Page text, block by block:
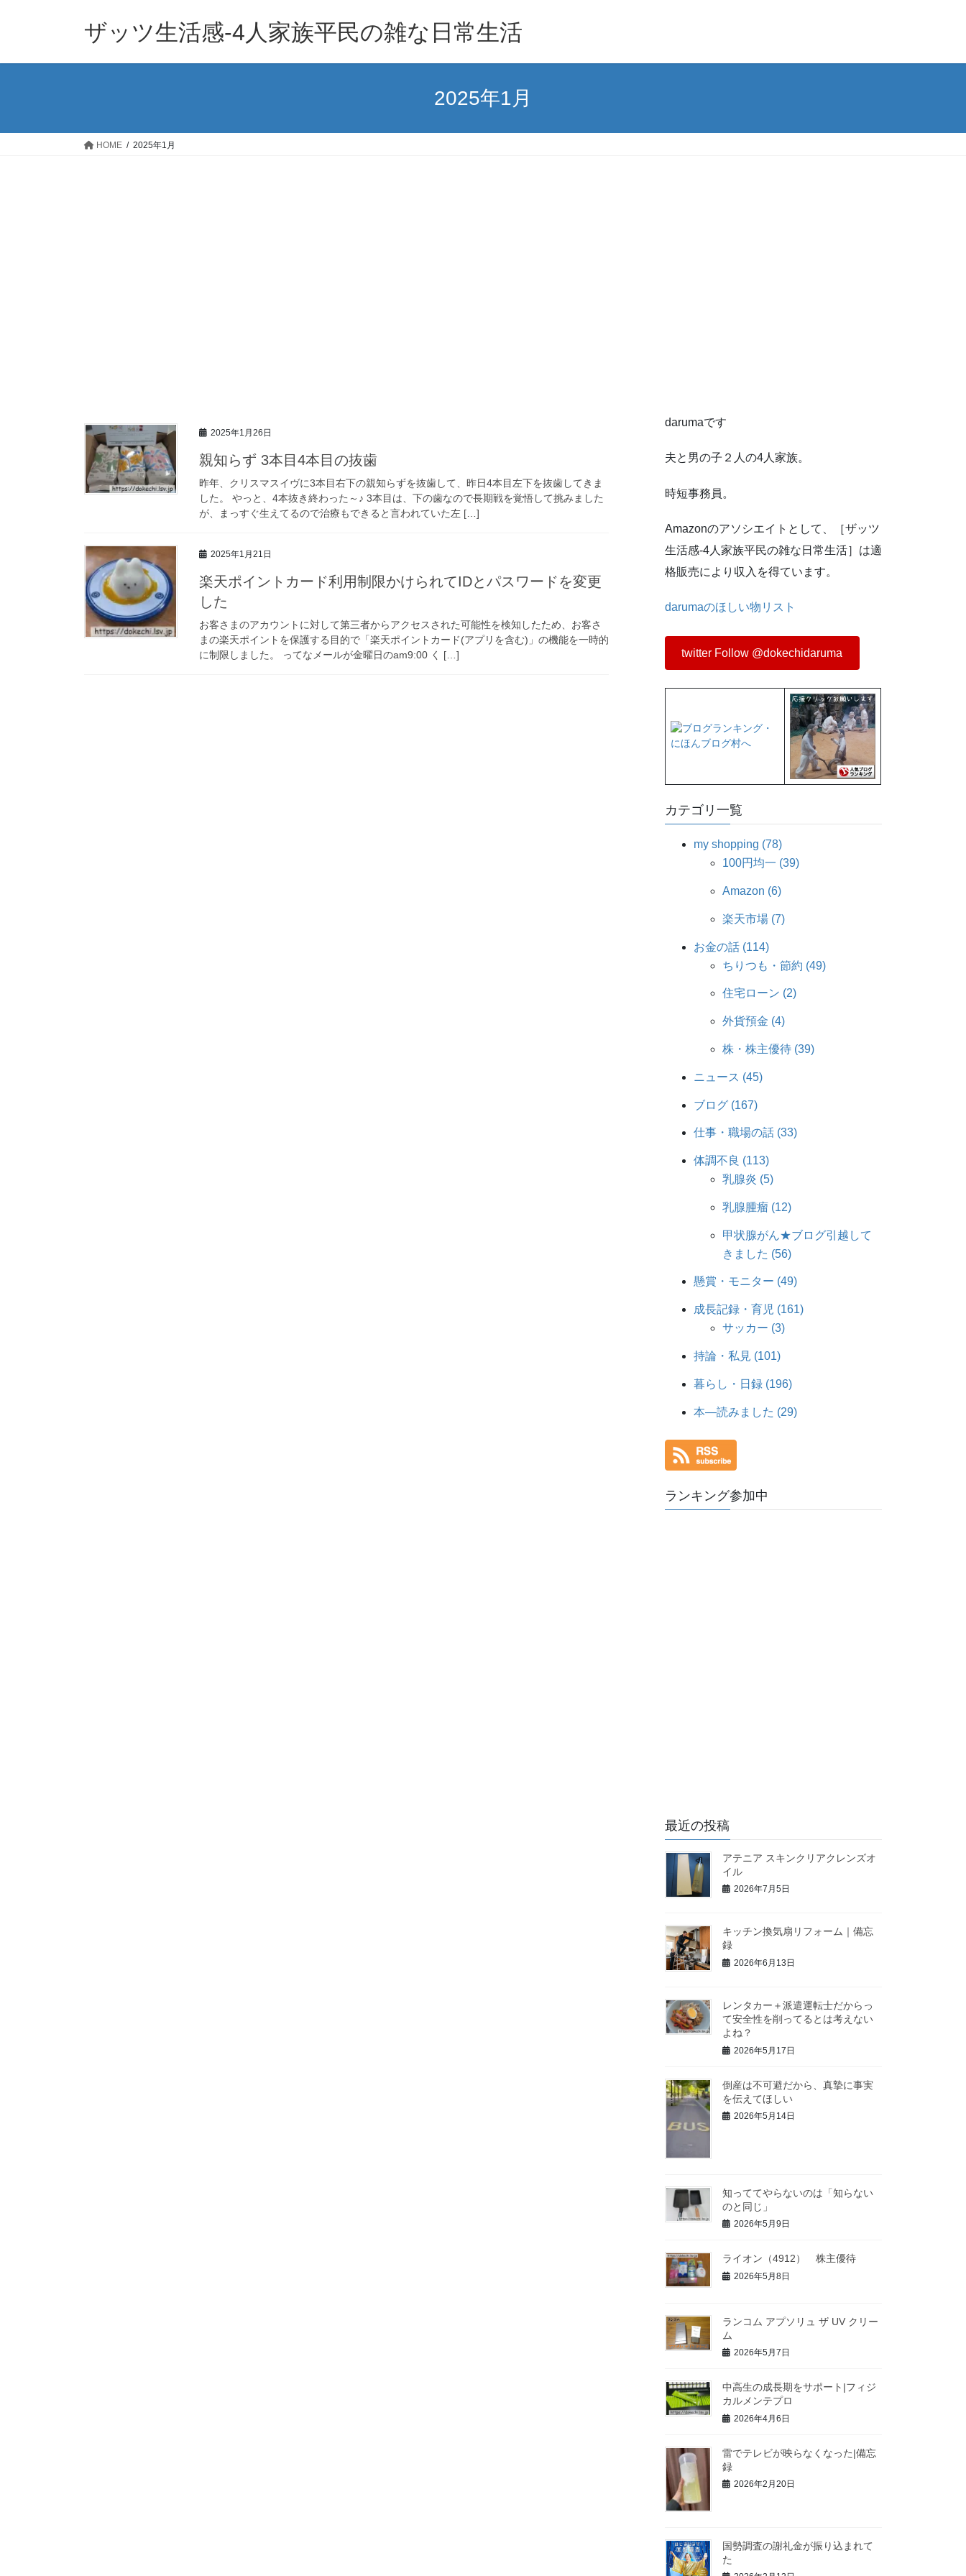
ザッツ生活感-4人家族平民の雑な日常生活
2025年1月
HOME 2025年1月
2025年1月26日
親知らず 3本目4本目の抜歯
昨年、クリスマスイヴに3本目右下の親知らずを抜歯して、昨日4本目左下を抜歯してきま
した。 やっと、4本抜き終わった～♪ 3本目は、下の歯なので長期戦を覚悟して挑みました
が、まっすぐ生えてるので治療もできると言われていた左 […]
2025年1月21日
楽天ポイントカード利用制限かけられてIDとパスワードを変更
した
お客さまのアカウントに対して第三者からアクセスされた可能性を検知したため、お客さ
まの楽天ポイントを保護する目的で「楽天ポイントカード(アプリを含む)」の機能を一時的
に制限しました。 ってなメールが金曜日のam9:00 く […]
darumaです
夫と男の子２人の4人家族。
時短事務員。
Amazonのアソシエイトとして、［ザッツ
生活感-4人家族平民の雑な日常生活］は適
格販売により収入を得ています。
darumaのほしい物リスト
twitter Follow @dokechidaruma
カテゴリ一覧
my shopping (78)
100円均一 (39)
Amazon (6)
楽天市場 (7)
お金の話 (114)
ちりつも・節約 (49)
住宅ローン (2)
外貨預金 (4)
株・株主優待 (39)
ニュース (45)
ブログ (167)
仕事・職場の話 (33)
体調不良 (113)
乳腺炎 (5)
乳腺腫瘤 (12)
甲状腺がん★ブログ引越して
きました (56)
懸賞・モニター (49)
成長記録・育児 (161)
サッカー (3)
持論・私見 (101)
暮らし・日録 (196)
本―読みました (29)
ランキング参加中
最近の投稿
アテニア スキンクリアクレンズオ
イル
2026年7月5日
キッチン換気扇リフォーム｜備忘
録
2026年6月13日
レンタカー＋派遣運転士だからっ
て安全性を削ってるとは考えない
よね？
2026年5月17日
倒産は不可避だから、真摯に事実
を伝えてほしい
2026年5月14日
知っててやらないのは「知らない
のと同じ」
2026年5月9日
ライオン（4912） 株主優待
2026年5月8日
ランコム アプソリュ ザ UV クリー
ム
2026年5月7日
中高生の成長期をサポート|フィジ
カルメンテプロ
2026年4月6日
雷でテレビが映らなくなった|備忘
録
2026年2月20日
国勢調査の謝礼金が振り込まれて
た